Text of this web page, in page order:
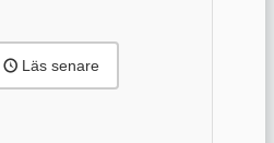
Läs senare